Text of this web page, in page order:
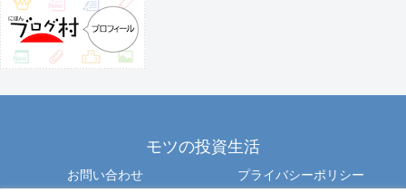
モツの投資生活
お問い合わせ プライバシーポリシー